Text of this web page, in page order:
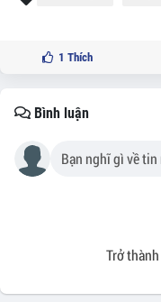
1 Thích
Bình luận
Trở